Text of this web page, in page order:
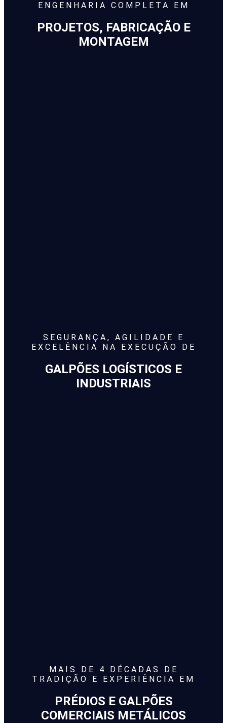
ENGENHARIA COMPLETA EM
PROJETOS, FABRICAÇÃO E
MONTAGEM
SEGURANÇA, AGILIDADE E
EXCELÊNCIA NA EXECUÇÃO DE
GALPÕES LOGÍSTICOS E
INDUSTRIAIS
MAIS DE 4 DÉCADAS DE
TRADIÇÃO E EXPERIÊNCIA EM
PRÉDIOS E GALPÕES
COMERCIAIS METÁLICOS